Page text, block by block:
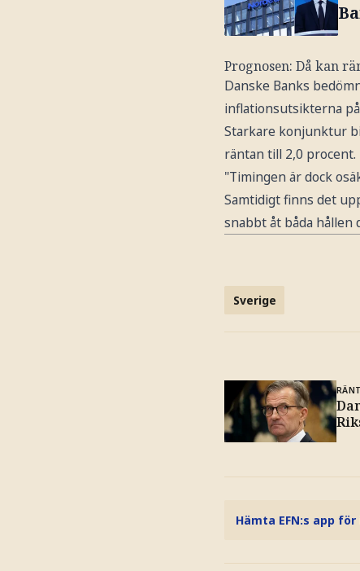
Prognosen: Då kan
Danske Banks
inflationsutsikterna
Starkare konjunktur
räntan till 2,0 procent.
"Timingen är dock
Samtidigt finns det
snabbt åt båda hållen
Sverige
Hämta EFN:s app